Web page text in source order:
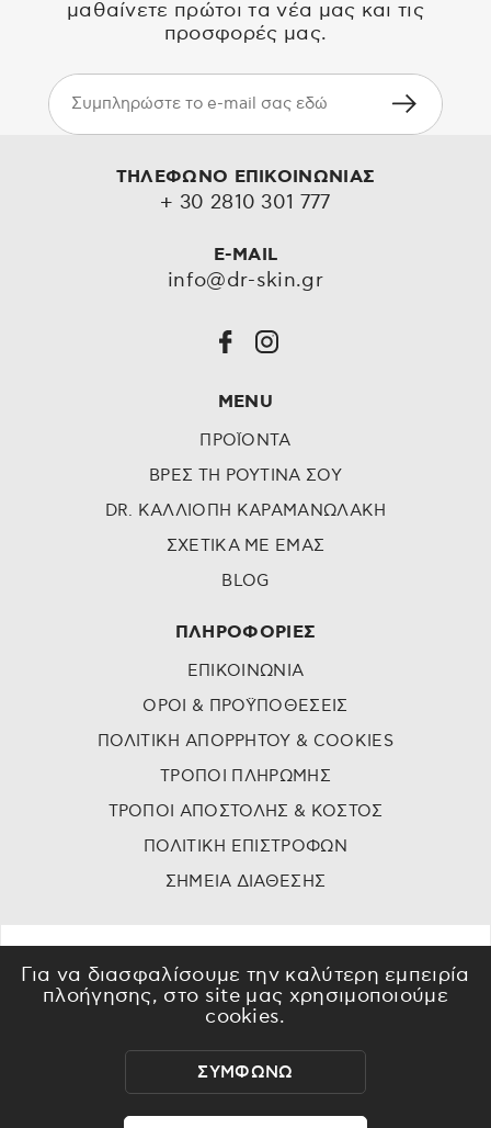
Για να διασφαλίσουμε την καλύτερη εμπειρία
πλοήγησης, στο site μας χρησιμοποιούμε
cookies.
ΣΥΜΦΩΝΩ
μαθαίνετε πρώτοι τα νέα μας και τις
προσφορές μας.
ΤΗΛΕΦΩΝΟ ΕΠΙΚΟΙΝΩΝΙΑΣ
+ 30 2810 301 777
E-MAIL
info@dr-skin.gr
MENU
ΠΡΟΪΟΝΤΑ
ΒΡΕΣ ΤΗ ΡΟΥΤΙΝΑ ΣΟΥ
DR. ΚΑΛΛΙΟΠΗ ΚΑΡΑΜΑΝΩΛΑΚΗ
ΣΧΕΤΙΚΑ ΜΕ ΕΜΑΣ
BLOG
ΠΛΗΡΟΦΟΡΙΕΣ
ΕΠΙΚΟΙΝΩΝΙΑ
ΟΡΟΙ & ΠΡΟΫΠΟΘΕΣΕΙΣ
ΠΟΛΙΤΙΚΗ ΑΠΟΡΡΗΤΟΥ & COOKIES
ΤΡΟΠΟΙ ΠΛΗΡΩΜΗΣ
ΤΡΟΠΟΙ ΑΠΟΣΤΟΛΗΣ & ΚΟΣΤΟΣ
ΠΟΛΙΤΙΚΗ ΕΠΙΣΤΡΟΦΩΝ
ΣΗΜΕΙΑ ΔΙΑΘΕΣΗΣ
2023 - 2026Dr skin - All rights reserved